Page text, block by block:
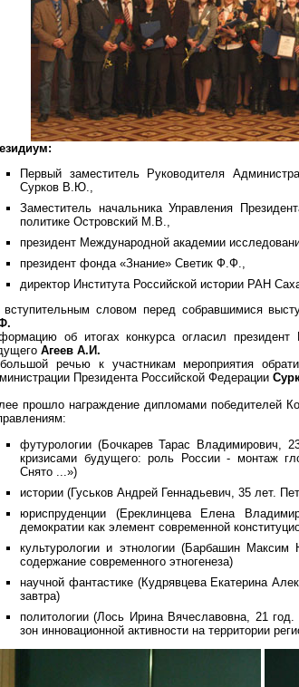
Первый заместитель Руководителя
Сурков В.Ю.,
Заместитель начальника Управления
политике Островский М.В.,
президент Международной академии
президент фонда «Знание» Светик Ф.Ф.,
директор Института Российской истории РАН
словом перед собравшимися
об итогах конкурса огласил
Агеев А.И.
речью к участникам мероприятия
Президента Российской Федерации
прошло награждение дипломами победителей
футурологии (Бочкарев Тарас Владимирович,
кризисами будущего: роль России - монтаж
Снято ...»)
истории (Гуськов Андрей Геннадьевич, 35 лет.
юриспруденции (Ереклинцева Елена
демократии как элемент современной
культурологии и этнологии (Барбашин
содержание современного этногенеза)
научной фантастике (Кудрявцева Екатерина
завтра)
политологии (Лось Ирина Вячеславовна, 21
зон инновационной активности на территории